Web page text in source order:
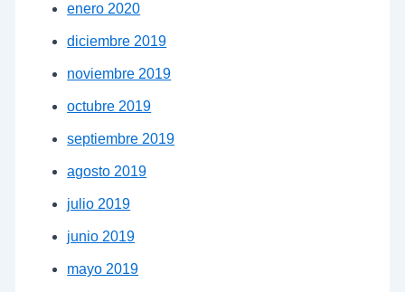
enero 2020
diciembre 2019
noviembre 2019
octubre 2019
septiembre 2019
agosto 2019
julio 2019
junio 2019
mayo 2019